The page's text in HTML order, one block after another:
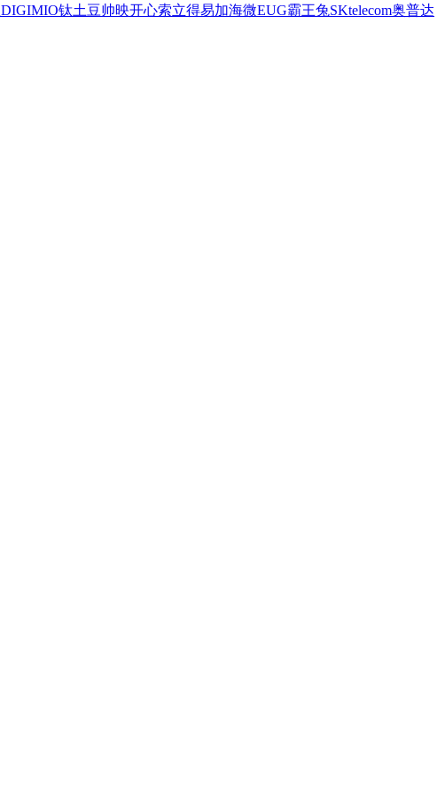
DIGIMIO钛土豆帅映开心索立得易加海微EUG霸王兔SKtelecom奥普达